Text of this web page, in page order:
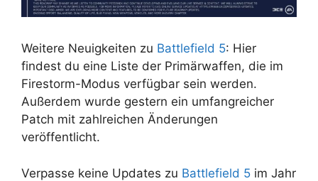
Weitere Neuigkeiten zu Battlefield 5: Hier
findest du eine Liste der Primärwaffen, die im
Firestorm-Modus verfügbar sein werden.
Außerdem wurde gestern ein umfangreicher
Patch mit zahlreichen Änderungen
veröffentlicht.
Verpasse keine Updates zu Battlefield 5 im Jahr